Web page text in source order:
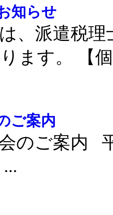
知らせ
、派遣税
ます。 【
ご案内
のご案内